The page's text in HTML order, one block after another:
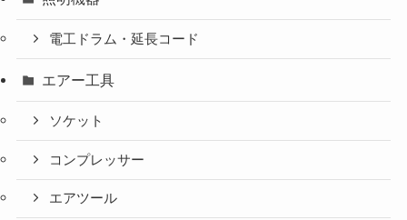
電工ドラム・延長コード
エアー工具
ソケット
コンプレッサー
エアツール